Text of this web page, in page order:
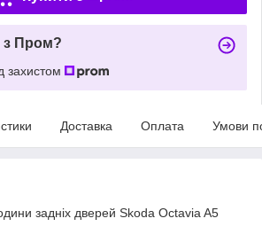
з Пром?
захистом
Доставка Оплата Умови
задніх дверей Skoda Octavia A5